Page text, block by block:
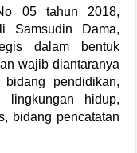
05 tahun 2018,
Samsudin Dama,
dalam bentuk
wajib diantaranya
pendidikan,
lingkungan hidup,
bidang pencatatan